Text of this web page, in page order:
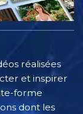
réalisées
et inspirer
forme
dont les